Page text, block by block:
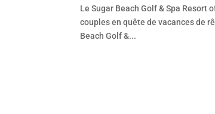
Le Sugar Beach Golf & Spa
couples en quête de vacances de
Beach Golf &...